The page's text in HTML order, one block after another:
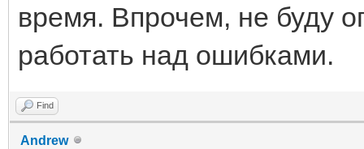
время. Впрочем, не буду
работать над ошибками.
Find
Andrew